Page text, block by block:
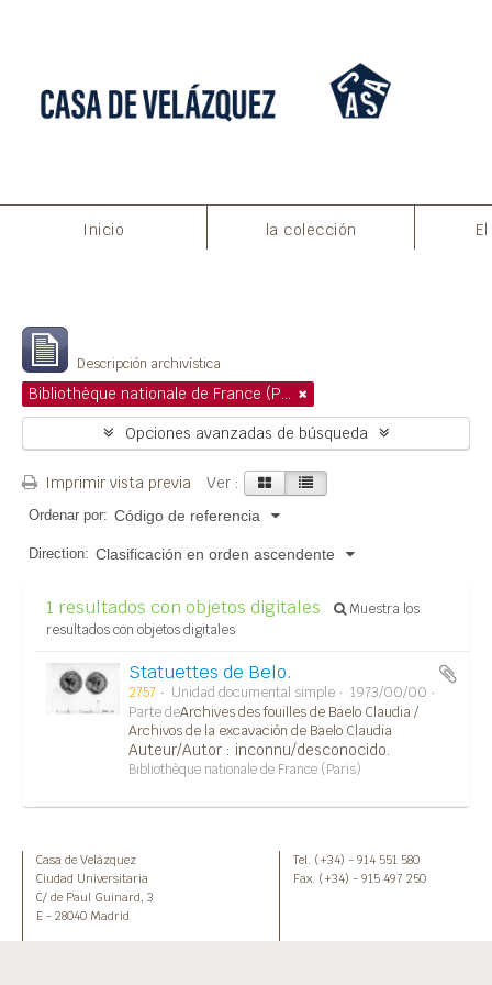
Inicio la colección
Descripción archivística
Bibliothèque nationale de France (Paris)
Opciones avanzadas de búsqueda
Imprimir vista previa Ver :
Ordenar por: Código de referencia
Direction: Clasificación en orden ascendente
1 resultados con objetos digitales
Muestra los
resultados con objetos digitales
Statuettes de Belo.
2757 Unidad documental simple
1973/00/00
Parte deArchives des fouilles de Baelo Claudia /
Archivos de la excavación de Baelo Claudia
Auteur/Autor : inconnu/desconocido.
Bibliothèque nationale de France (Paris)
Casa de Velázquez
Ciudad Universitaria
C/ de Paul Guinard, 3
E - 28040 Madrid
Tel. (+34) - 914 551 580
Fax. (+34) - 915 497 250